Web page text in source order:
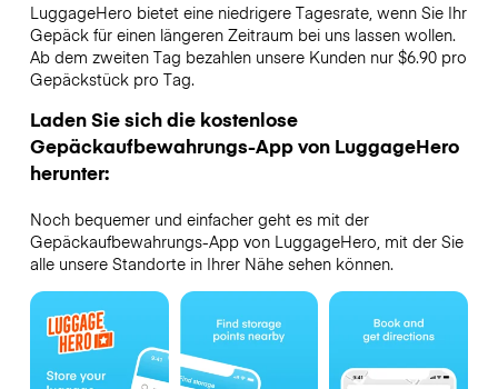
LuggageHero bietet eine niedrigere Tagesrate, wenn Sie Ihr
Gepäck für einen längeren Zeitraum bei uns lassen wollen.
Ab dem zweiten Tag bezahlen unsere Kunden nur $6.90 pro
Gepäckstück pro Tag.
Laden Sie sich die kostenlose
Gepäckaufbewahrungs-App von LuggageHero
herunter:
Noch bequemer und einfacher geht es mit der
Gepäckaufbewahrungs-App von LuggageHero, mit der Sie
alle unsere Standorte in Ihrer Nähe sehen können.